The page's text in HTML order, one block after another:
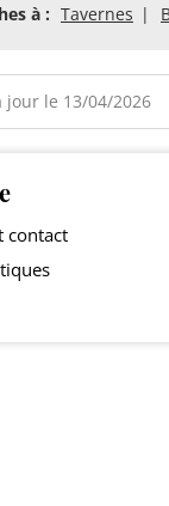
à : Tavernes
jour le 13/04/2026
contact